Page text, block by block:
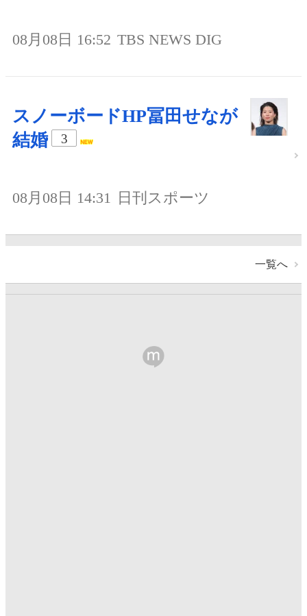
08月08日 16:52 TBS NEWS DIG
スノーボードHP冨田せなが
結婚
3
08月08日 14:31 日刊スポーツ
一覧へ